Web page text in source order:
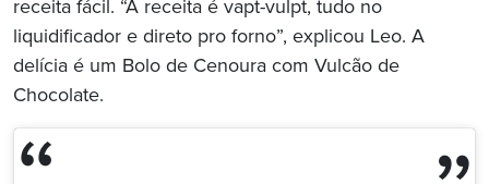
receita fácil. “A receita é vapt-vulpt, tudo no
liquidificador e direto pro forno”, explicou Leo. A
delícia é um Bolo de Cenoura com Vulcão de
Chocolate.